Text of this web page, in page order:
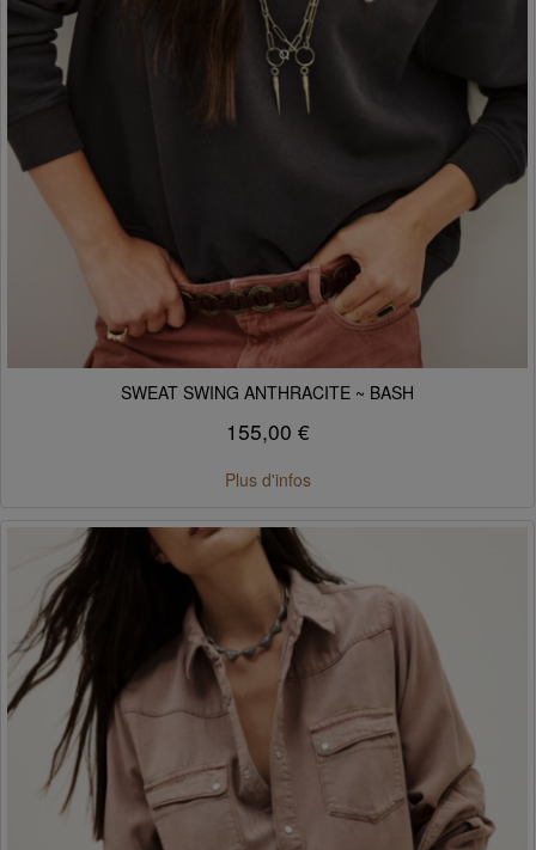
SWEAT SWING ANTHRACITE ~ BASH
155,00 €
Plus d'infos